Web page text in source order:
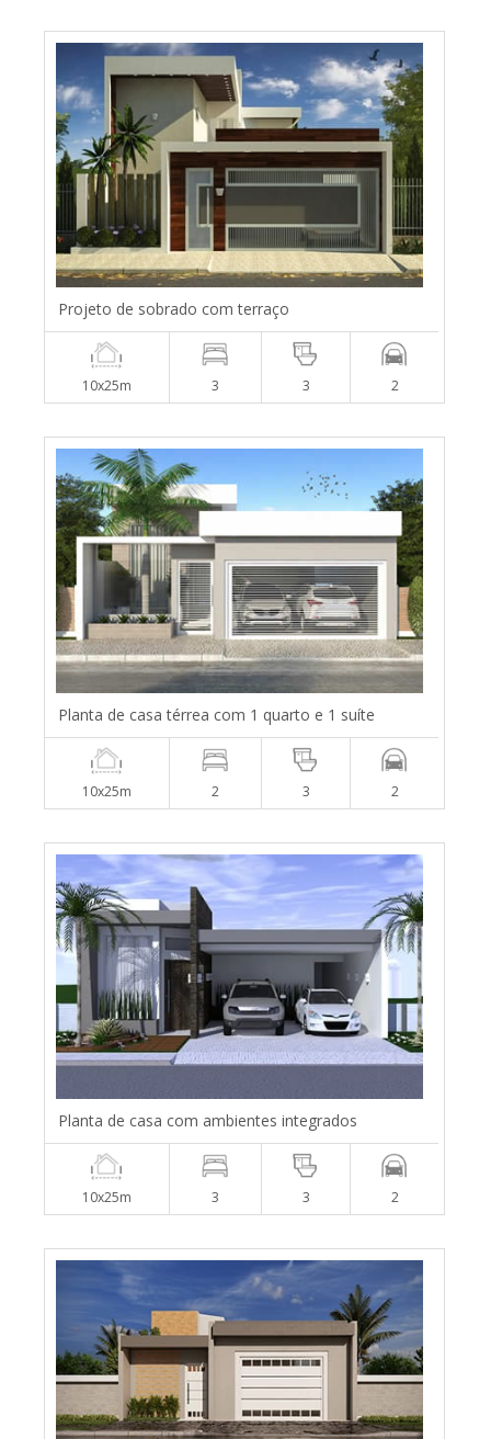
Projeto de sobrado com terraço
10x25m 3 3 2
Planta de casa térrea com 1 quarto e 1 suíte
10x25m 2 3 2
Planta de casa com ambientes integrados
10x25m 3 3 2